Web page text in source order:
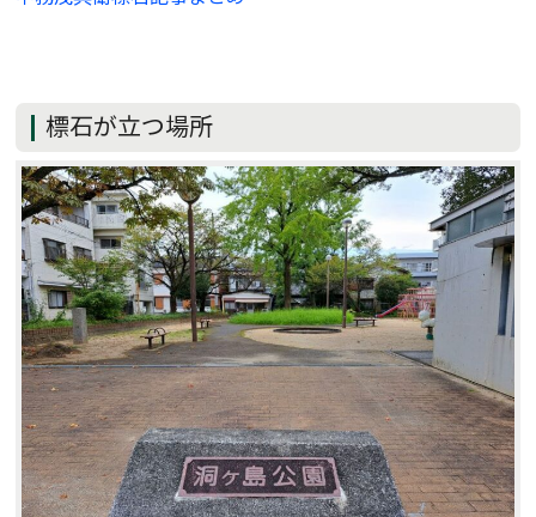
標石が立つ場所